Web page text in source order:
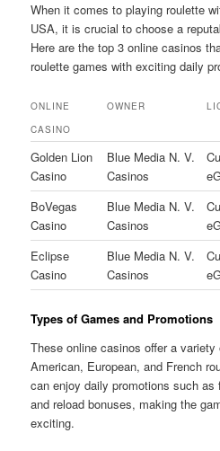
When it comes to playing roulette
USA, it is crucial to choose a
Here are the top 3 online casinos
roulette games with exciting daily
ONLINE
CASINO
OWNER
Golden Lion
Casino
Blue Media N. V.
Casinos
BoVegas
Casino
Blue Media N. V.
Casinos
Eclipse
Casino
Blue Media N. V.
Casinos
Types of Games and Promotions
These online casinos offer a
American, European, and French
can enjoy daily promotions such
and reload bonuses, making the
exciting.